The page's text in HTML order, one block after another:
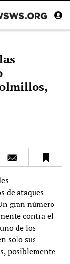
de ataques
gran número
contra el
de los
solo sus
posiblemente